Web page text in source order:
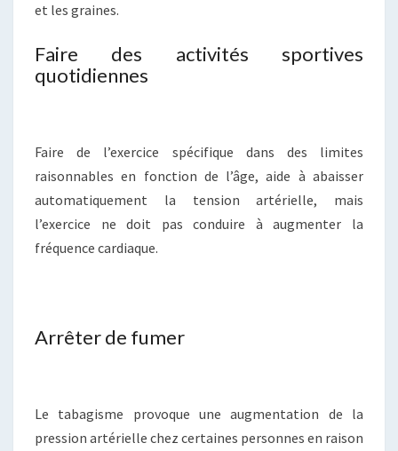
et les graines.
Faire des activités sportives
quotidiennes
Faire de l’exercice spécifique dans des limites
raisonnables en fonction de l’âge, aide à abaisser
automatiquement la tension artérielle, mais
l’exercice ne doit pas conduire à augmenter la
fréquence cardiaque.
Arrêter de fumer
Le tabagisme provoque une augmentation de la
pression artérielle chez certaines personnes en raison